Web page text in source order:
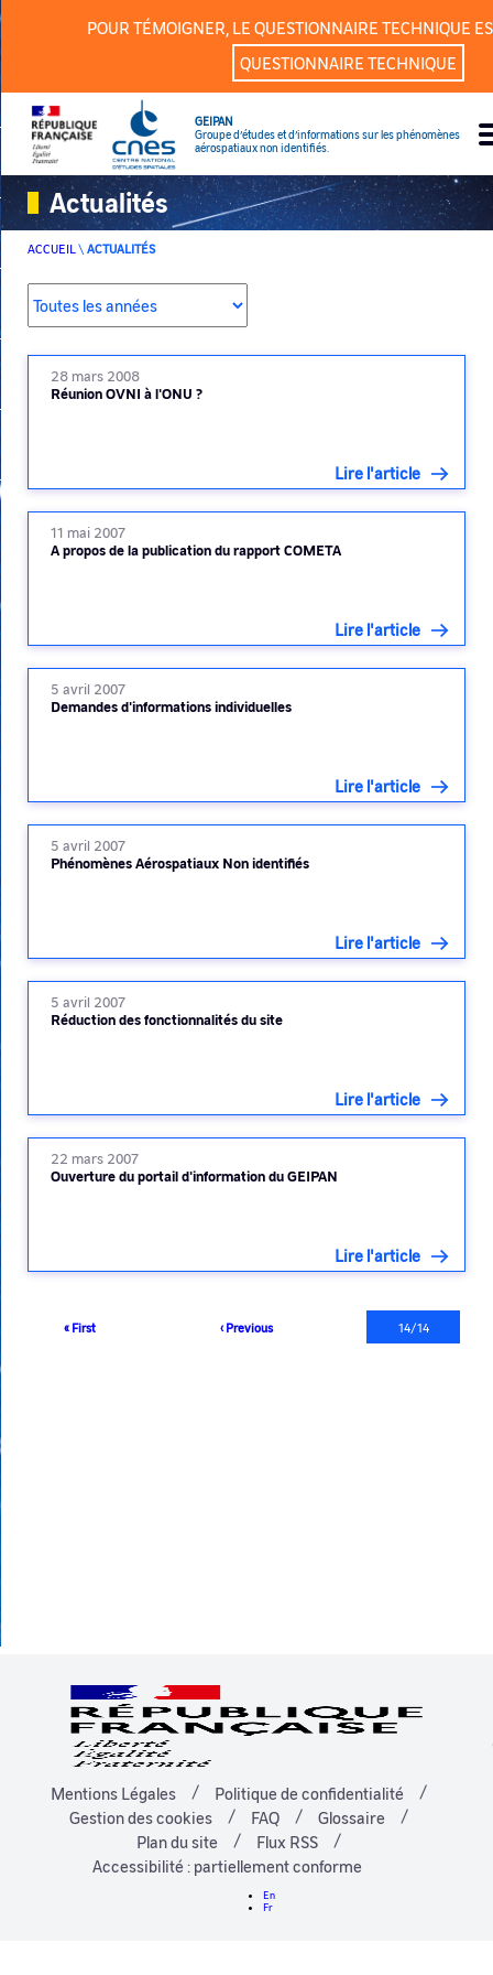
POUR TÉMOIGNER, LE QUESTIONNAIRE TECHNIQUE
QUESTIONNAIRE TECHNIQUE
GEIPAN
Groupe d’études et d’informations sur les phénomènes
aérospatiaux non identifiés.
Actualités
ACCUEIL\ ACTUALITÉS
28 mars 2008
Réunion OVNI à l'ONU ?
Lire l'article
11 mai 2007
A propos de la publication du rapport COMETA
Lire l'article
5 avril 2007
Demandes d'informations individuelles
Lire l'article
5 avril 2007
Phénomènes Aérospatiaux Non identifiés
Lire l'article
5 avril 2007
Réduction des fonctionnalités du site
Lire l'article
22 mars 2007
Ouverture du portail d'information du GEIPAN
Lire l'article
PaginationPremière
« First
Page
‹ Previous
Page
courante
14/14
Mentions Légales
Politique de confidentialité
Gestion des cookies
FAQ
Glossaire
Plan du site
Flux RSS
Accessibilité : partiellement conforme
En
Fr